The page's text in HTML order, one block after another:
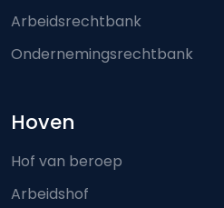
Arbeidsrechtbank
Ondernemingsrechtbank
Hoven
Hof van beroep
Arbeidshof